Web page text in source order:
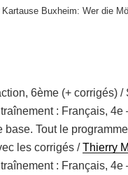
Kartause Buxheim: Wer die
6ème (+ corrigés) /
: Français, 4e
base. Tout le
les corrigés /Thierry
: Français, 4e